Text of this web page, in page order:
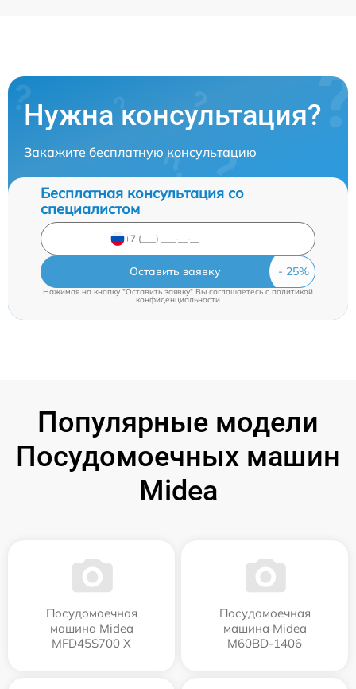
Нужна консультация?
Закажите бесплатную консультацию
Бесплатная консультация со
специалистом
Оставить заявку
Нажимая на кнопку "Оставить заявку" Вы соглашаетесь cполитикой
конфиденциальности
Популярные модели
Посудомоечных машин
Midea
Посудомоечная
машина Midea
MFD45S700 X
Посудомоечная
машина Midea
M60BD-1406